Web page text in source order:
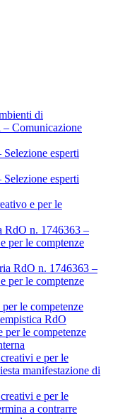
di
Comunicazione
esperti
esperti
e per le
RdO n. 1746363 –
per le comptenze
RdO n. 1746363 –
per le comptenze
le competenze
RdO
per le competenze
e per le
manifestazione di
e per le
a contrarre